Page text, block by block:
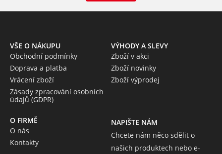
VŠE O NÁKUPU
Obchodní podmínky
Doprava a platba
Vrácení zboží
Zásady zpracování osobních
údajů (GDPR)
VÝHODY A SLEVY
Zboží v akci
Zboží novinky
Zboží výprodej
O FIRMĚ
O nás
Kontakty
NAPIŠTE NÁM
Chcete nám něco sdělit o
našich produktech nebo e-